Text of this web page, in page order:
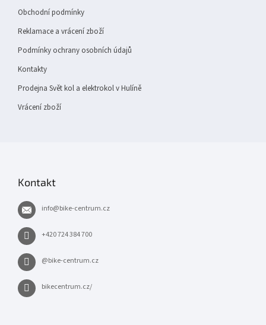
Obchodní podmínky
Reklamace a vrácení zboží
Podmínky ochrany osobních údajů
Kontakty
Prodejna Svět kol a elektrokol v Hulíně
Vrácení zboží
Kontakt
info@bike-centrum.cz
+420 724 384 700
@bike-centrum.cz
bikecentrum.cz/